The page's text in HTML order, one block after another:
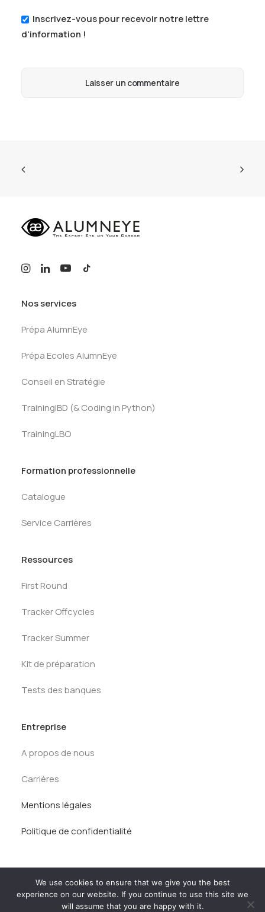
Inscrivez-vous pour recevoir notre lettre
d'information !
Nos services
Prépa AlumnEye
Prépa Ecoles AlumnEye
Conseil en Stratégie
TrainingIBD (& Coding in Python)
TrainingLBO
Formation professionnelle
Catalogue
Service Carrières
Ressources
First Round
Tracker Offcycles
Tracker Summer
Kit de préparation
Tests des banques
Entreprise
A propos de nous
Carrières
Mentions légales
Politique de confidentialité
We use cookies to ensure that we give you the best
experience on our website. If you continue to use this site we
will assume that you are happy with it.